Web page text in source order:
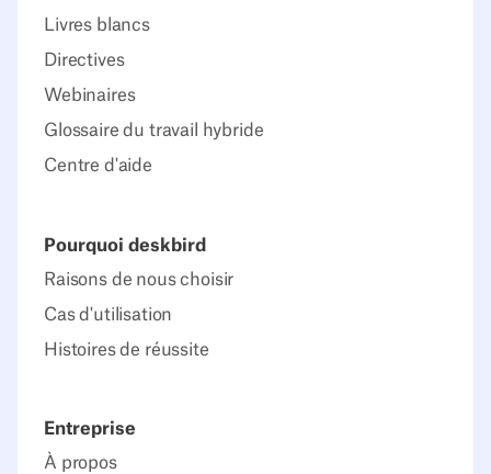
Livres blancs
Directives
Webinaires
Glossaire du travail hybride
Centre d'aide
Pourquoi deskbird
Raisons de nous choisir
Cas d'utilisation
Histoires de réussite
Entreprise
À propos